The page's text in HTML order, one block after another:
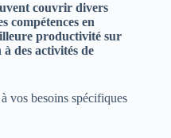
couvrir divers
compétences en
productivité sur
des activités de
vos besoins spécifiques